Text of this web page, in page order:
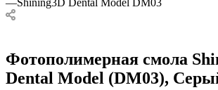
—Shining3D Dental Model DM03
Фотополимерная смола
Dental Model (DM03),